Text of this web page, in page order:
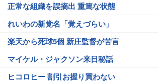
正常な組織を誤摘出 重篤な状態
れいわの新党名「覚えづらい」
楽天から死球5個 新庄監督が苦言
マイケル・ジャクソン来日秘話
ヒコロヒー 割引お握り買わない